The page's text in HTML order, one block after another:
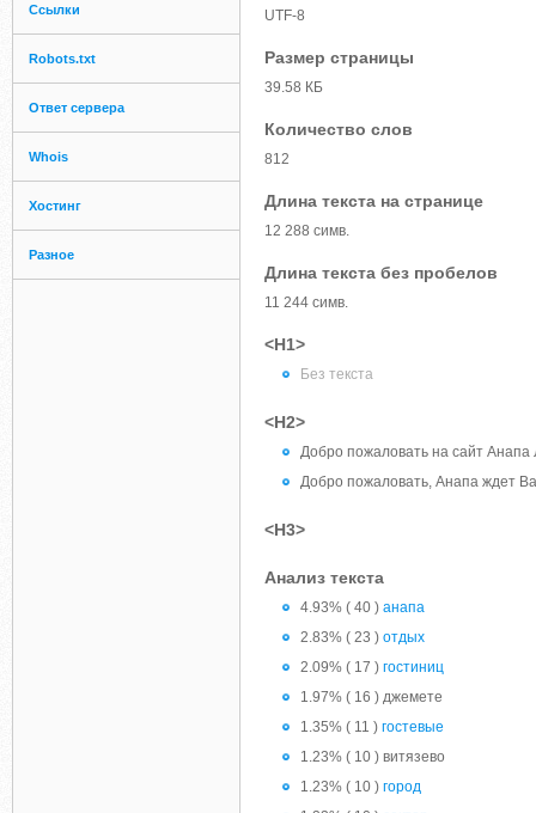
Ссылки
Robots.txt
Ответ сервера
Whois
Хостинг
Разное
UTF-8
Размер страницы
39.58 КБ
Количество слов
812
Длина текста на странице
12 288 симв.
Длина текста без пробелов
11 244 симв.
<H1>
Без текста
<H2>
Добро пожаловать на сайт
Добро пожаловать, Анапа ждет
<H3>
Анализ текста
4.93% ( 40 ) анапа
2.83% ( 23 ) отдых
2.09% ( 17 ) гостиниц
1.97% ( 16 ) джемете
1.35% ( 11 ) гостевые
1.23% ( 10 ) витязево
1.23% ( 10 ) город